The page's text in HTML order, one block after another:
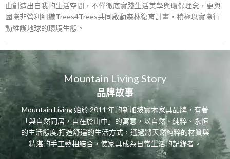
由創造出自我的生活空間，不僅徹底實踐生活美學與環保理念，更與
國際非營利組織Trees4Trees共同啟動森林復育計畫，積極以實際行
動維護地球的環境生態。
Mountain Living Story
品牌故事
Mountain Living 始於 2011 年的新加坡實木家具品牌，有著
「與自然同居，自在於山中」的寓意，以自然、純粹、永恒
的生活態度,打造舒遍的生活方式，通過將天然純粹的材質與
精湛的手工藝相結合，使家具成為日常生活的記錄者。